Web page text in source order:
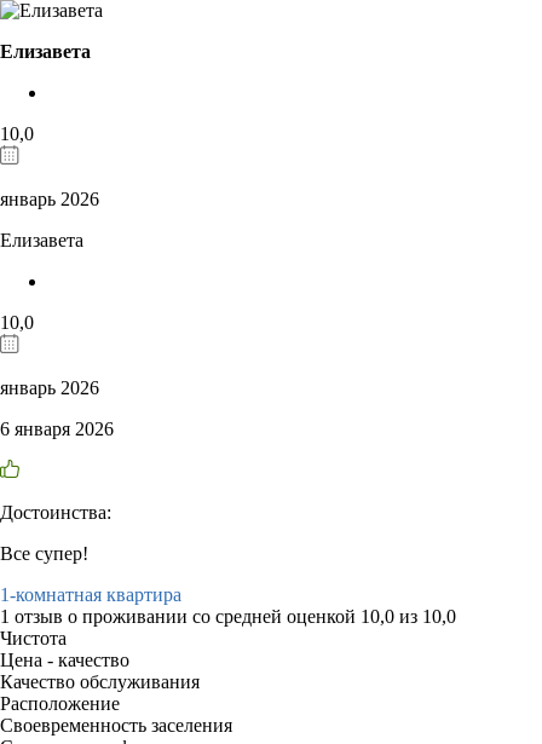
Елизавета
10,0
январь 2026
Елизавета
10,0
январь 2026
6 января 2026
Достоинства:
Все супер!
1-комнатная квартира
1 отзыв о проживании со средней оценкой 10,0 из 10,0
Чистота
Цена - качество
Качество обслуживания
Расположение
Своевременность заселения